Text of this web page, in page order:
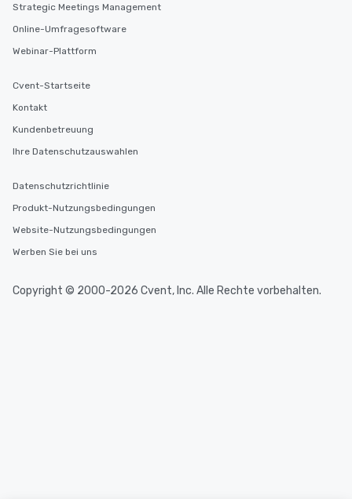
Strategic Meetings Management
Online-Umfragesoftware
Webinar-Plattform
Cvent-Startseite
Kontakt
Kundenbetreuung
Ihre Datenschutzauswahlen
Datenschutzrichtlinie
Produkt-Nutzungsbedingungen
Website-Nutzungsbedingungen
Werben Sie bei uns
Copyright © 2000-2026 Cvent, Inc. Alle Rechte vorbehalten.